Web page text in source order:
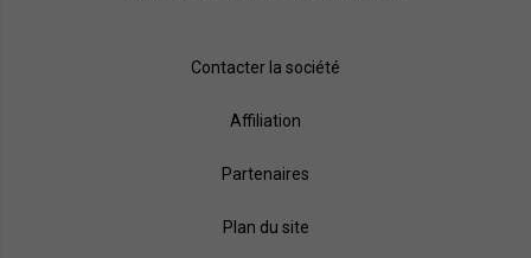
Contacter la société
Affiliation
Partenaires
Plan du site